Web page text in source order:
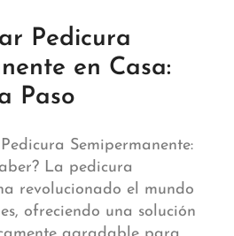
Pedicura
en Casa:
Paso
Semipermanente:
La pedicura
revolucionado el mundo
ofreciendo una solución